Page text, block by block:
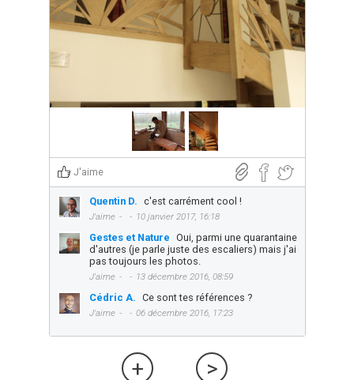
J'aime
Quentin D. c'est carrément cool !
J'aime 10 janvier 2017, 16:18
Gestes et Nature Oui, parmi une quarantaine
d'autres (je parle juste des escaliers) mais j'ai
pas toujours les photos.
J'aime 13 décembre 2016, 08:59
Cédric A. Ce sont tes références ?
J'aime 06 décembre 2016, 17:23